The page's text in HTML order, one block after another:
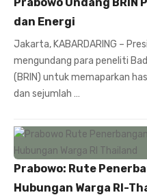
dan Energi
Jakarta, KABARDARING –
mengundang para peneliti
(BRIN) untuk memaparkan
dan sejumlah …
Prabowo: Rute
Hubungan Warga RI-